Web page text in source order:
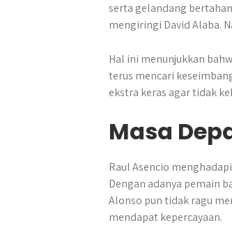
serta gelandang
mengiringi David Alaba.
Hal ini menunjukkan
terus mencari
ekstra keras agar tidak
Masa
Raul Asencio
Dengan adanya pemain
Alonso pun tidak ragu
mendapat kepercayaan.